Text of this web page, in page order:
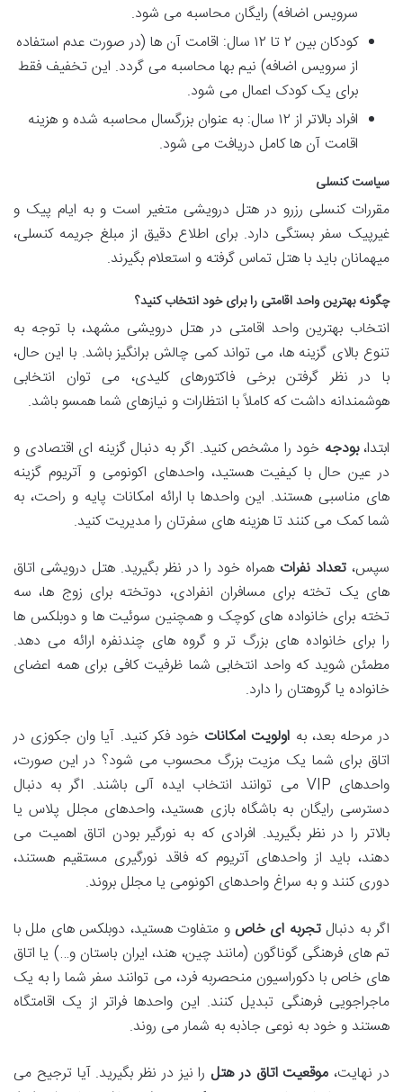
سرویس اضافه) رایگان محاسبه می شود.
کودکان بین ۲ تا ۱۲ سال: اقامت آن ها (در صورت عدم استفاده
از سرویس اضافه) نیم بها محاسبه می گردد. این تخفیف فقط
برای یک کودک اعمال می شود.
افراد بالاتر از ۱۲ سال: به عنوان بزرگسال محاسبه شده و هزینه
اقامت آن ها کامل دریافت می شود.
سیاست کنسلی
مقررات کنسلی رزرو در هتل درویشی متغیر است و به ایام پیک و
غیرپیک سفر بستگی دارد. برای اطلاع دقیق از مبلغ جریمه کنسلی،
میهمانان باید با هتل تماس گرفته و استعلام بگیرند.
چگونه بهترین واحد اقامتی را برای خود انتخاب کنید؟
انتخاب بهترین واحد اقامتی در هتل درویشی مشهد، با توجه به
تنوع بالای گزینه ها، می تواند کمی چالش برانگیز باشد. با این حال،
با در نظر گرفتن برخی فاکتورهای کلیدی، می توان انتخابی
هوشمندانه داشت که کاملاً با انتظارات و نیازهای شما همسو باشد.
ابتدا،بودجه خود را مشخص کنید. اگر به دنبال گزینه ای اقتصادی و
در عین حال با کیفیت هستید، واحدهای اکونومی و آتریوم گزینه
های مناسبی هستند. این واحدها با ارائه امکانات پایه و راحت، به
شما کمک می کنند تا هزینه های سفرتان را مدیریت کنید.
سپس، تعداد نفرات همراه خود را در نظر بگیرید. هتل درویشی اتاق
های یک تخته برای مسافران انفرادی، دوتخته برای زوج ها، سه
تخته برای خانواده های کوچک و همچنین سوئیت ها و دوبلکس ها
را برای خانواده های بزرگ تر و گروه های چندنفره ارائه می دهد.
مطمئن شوید که واحد انتخابی شما ظرفیت کافی برای همه اعضای
خانواده یا گروهتان را دارد.
در مرحله بعد، به اولویت امکانات خود فکر کنید. آیا وان جکوزی در
اتاق برای شما یک مزیت بزرگ محسوب می شود؟ در این صورت،
واحدهای VIP می توانند انتخاب ایده آلی باشند. اگر به دنبال
دسترسی رایگان به باشگاه بازی هستید، واحدهای مجلل پلاس یا
بالاتر را در نظر بگیرید. افرادی که به نورگیر بودن اتاق اهمیت می
دهند، باید از واحدهای آتریوم که فاقد نورگیری مستقیم هستند،
دوری کنند و به سراغ واحدهای اکونومی یا مجلل بروند.
اگر به دنبالتجربه ای خاص و متفاوت هستید، دوبلکس های ملل با
تم های فرهنگی گوناگون (مانند چین، هند، ایران باستان و…) یا اتاق
های خاص با دکوراسیون منحصربه فرد، می توانند سفر شما را به یک
ماجراجویی فرهنگی تبدیل کنند. این واحدها فراتر از یک اقامتگاه
هستند و خود به نوعی جاذبه به شمار می روند.
در نهایت، موقعیت اتاق در هتل را نیز در نظر بگیرید. آیا ترجیح می